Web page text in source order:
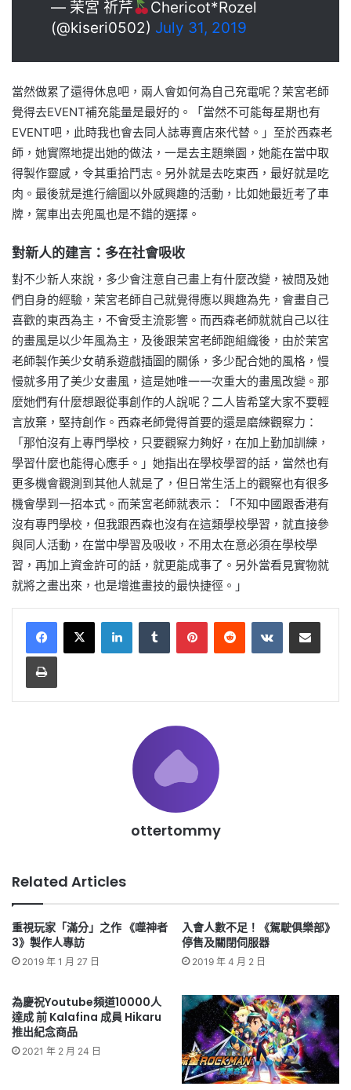
— 茉宮 祈芹
Chericot*Rozel
(@kiseri0502) July 31, 2019
當然做累了還得休息吧，兩人會如何為自己充電呢？茉宮老師
覺得去EVENT補充能量是最好的。「當然不可能每星期也有
EVENT吧，此時我也會去同人誌專賣店來代替。」至於西森老
師，她實際地提出她的做法，一是去主題樂園，她能在當中取
得製作靈感，令其重拾鬥志。另外就是去吃東西，最好就是吃
肉。最後就是進行繪圖以外感興趣的活動，比如她最近考了車
牌，駕車出去兜風也是不錯的選擇。
對新人的建言：多在社會吸收
對不少新人來說，多少會注意自己畫上有什麼改變，被問及她
們自身的經驗，茉宮老師自己就覺得應以興趣為先，會畫自己
喜歡的東西為主，不會受主流影響。而西森老師就就自己以往
的畫風是以少年風為主，及後跟茉宮老師跑組織後，由於茉宮
老師製作美少女萌系遊戲插圖的關係，多少配合她的風格，慢
慢就多用了美少女畫風，這是她唯一一次重大的畫風改變。那
麼她們有什麼想跟從事創作的人說呢？二人皆希望大家不要輕
言放棄，堅持創作。西森老師覺得首要的還是磨練觀察力：
「那怕沒有上專門學校，只要觀察力夠好，在加上勤加訓練，
學習什麼也能得心應手。」她指出在學校學習的話，當然也有
更多機會觀測到其他人就是了，但日常生活上的觀察也有很多
機會學到一招本式。而茉宮老師就表示：「不知中國跟香港有
沒有專門學校，但我跟西森也沒有在這類學校學習，就直接參
與同人活動，在當中學習及吸收，不用太在意必須在學校學
習，再加上資金許可的話，就更能成事了。另外當看見實物就
就將之畫出來，也是增進畫技的最快捷徑。」
LinkedInTumblr PinterestReddit VKontakteShare via Email
Print
ottertommy
Related Articles
重視玩家「滿分」之作 《噬神者
3》製作人專訪
2019 年 1 月 27 日
入會人數不足！《駕駛俱樂部》
停售及關閉伺服器
2019 年 4 月 2 日
為慶祝Youtube頻道10000人
達成 前 Kalafina 成員 Hikaru
推出紀念商品
2021 年 2 月 24 日